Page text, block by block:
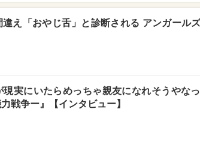
え「おやじ舌」と診断される アンガール
現実にいたらめっちゃ親友になれそうやな
戦争ー』【インタビュー】